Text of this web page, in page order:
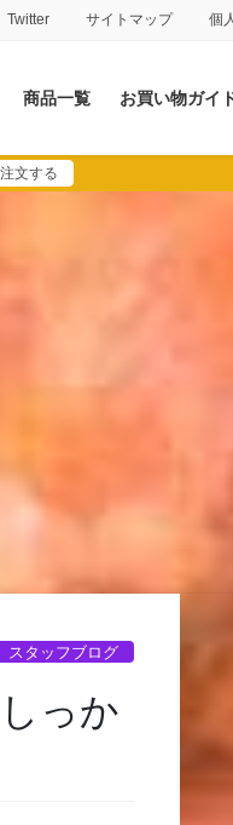
Twitter サイトマップ 個
商品一覧 お買い物ガイ
文する
スタッフブログ
っか